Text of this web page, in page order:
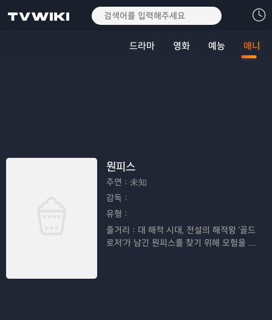
드라마 영화 예능 애니
원피스
주연： 未知
감독：
유형：
줄거리： 대 해적 시대, 전설의 해적왕 '골드
로저'가 남긴 원피스를 찾기 위해 모험을 떠